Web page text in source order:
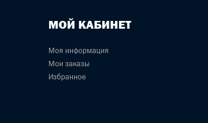
МОЙ КАБИНЕТ
Моя информация
Мои заказы
Избранное